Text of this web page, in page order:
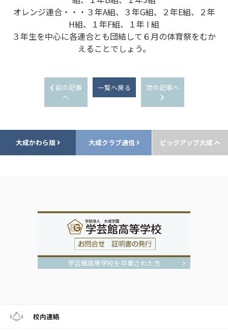
オレンジ連合・・・３年A組、３年G組、２年E組、２年
H組、１年F組、１年 I 組
３年生を中心に各連合とも団結して６月の体育祭をむか
えることでしょう。
前の記事
へ
一覧へ戻る 次の記事へ
大成かわら版 大成クラブ通信 ピックアップ大成
学芸館高等学校を卒業された方
校内連絡